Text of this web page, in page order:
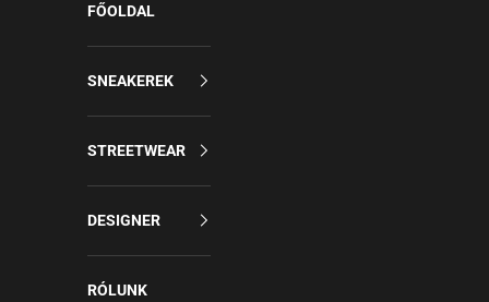
FŐOLDAL
SNEAKEREK
STREETWEAR
DESIGNER
RÓLUNK